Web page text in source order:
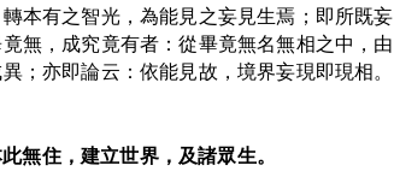
本有之智光，為能見之妄見生焉；即所既妄
無，成究竟有者：從畢竟無名無相之中，由
；亦即論云：依能見故，境界妄現即現相。
無住，建立世界，及諸眾生。